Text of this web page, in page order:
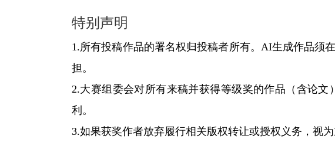
特别声明
1.所有投稿作品的署名权归投稿者所有。AI生成作品须
担。
2.大赛组委会对所有来稿并获得等级奖的作品（含论
利。
3.如果获奖作者放弃履行相关版权转让或授权义务，视为